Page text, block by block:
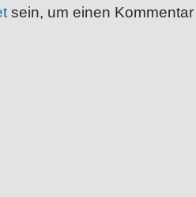
sein, um einen